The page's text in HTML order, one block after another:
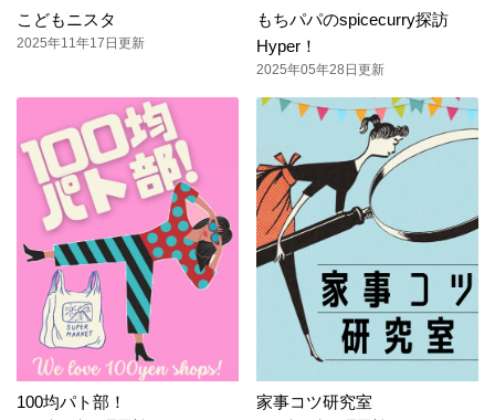
こどもニスタ
2025年11年17日更新
もちパパのspicecurry探訪
Hyper！
2025年05年28日更新
100均パト部！ 家事コツ研究室